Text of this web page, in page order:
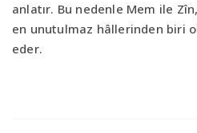
anlatır. Bu nedenle Mem ile
en unutulmaz hâllerinden biri
eder.